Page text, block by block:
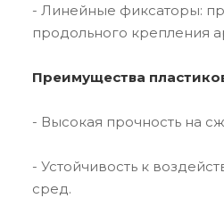
- Линейные фиксаторы:
продольного крепления
Преимущества
- Высокая прочность на
- Устойчивость к
сред.